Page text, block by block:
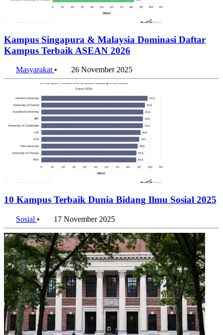
Kampus Singapura & Malaysia Dominasi Daftar
Kampus Terbaik ASEAN 2026
Masyarakat • 26 November 2025
10 Kampus Terbaik Dunia Bidang Ilmu Sosial 2025
Sosial • 17 November 2025